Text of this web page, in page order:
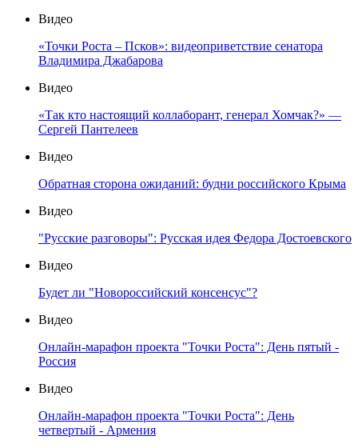
Видео
«Точки Роста – Псков»: видеоприветствие сенатора
Владимира Джабарова
Видео
«Так кто настоящий коллаборант, генерал Хомчак?» —
Сергей Пантелеев
Видео
Обратная сторона ожиданий: будни российского Крыма
Видео
"Русские разговоры": Русская идея Федора Достоевского
Видео
Будет ли "Новороссийский консенсус"?
Видео
Онлайн-марафон проекта "Точки Роста": День пятый -
Россия
Видео
Онлайн-марафон проекта "Точки Роста": День
четвертый - Армения